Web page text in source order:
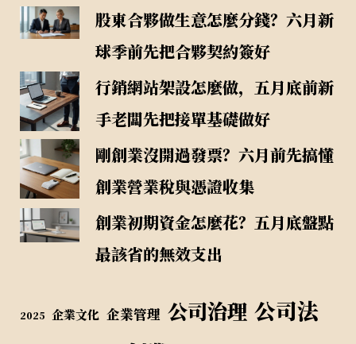
股東合夥做生意怎麼分錢？六月新
球季前先把合夥契約簽好
行銷網站架設怎麼做，五月底前新
手老闆先把接單基礎做好
剛創業沒開過發票？六月前先搞懂
創業營業稅與憑證收集
創業初期資金怎麼花？五月底盤點
最該省的無效支出
2025 企業文化 企業管理 公司治理 公司法